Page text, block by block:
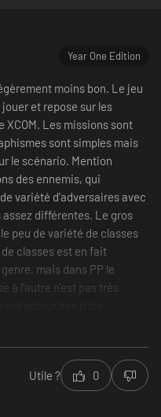
Year One Edition
moins bon. Le jeu
et repose sur les
XCOM. Les missions sont
sont simples mais
le scénario. Mention
des ennemis, qui
variété d'adversaires avec
différentes. Le gros
peu de variété de classes
classes est en fait
mais dans PP le
à l'autre n'est pas très
vite redondantes.
agréable et je le
du genre. Pour ceux
Utile ? 0